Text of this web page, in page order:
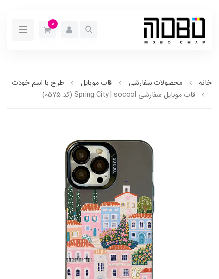
0
خانه محصولات سفارشی قاب موبایل
طرح با اسم خودت
قاب موبایل سفارشی Spring City | socool (کد 0575)